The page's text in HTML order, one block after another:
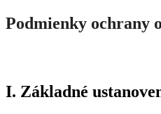
Podmienky ochrany
I. Základné